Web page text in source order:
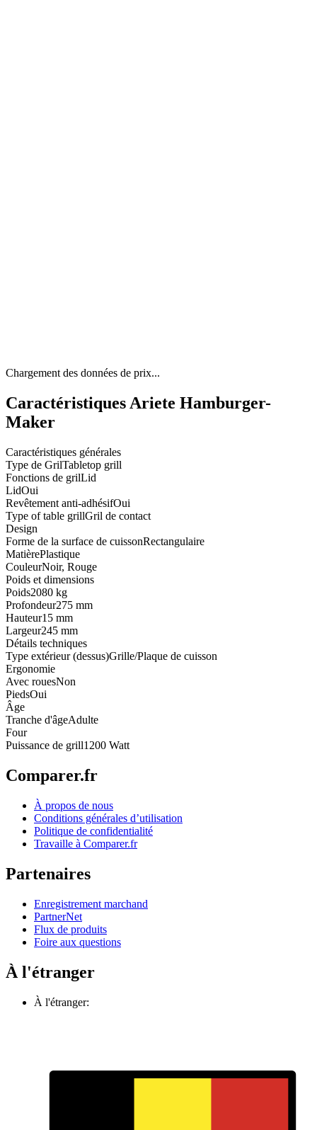
Chargement des données de prix...
Caractéristiques Ariete Hamburger-
Maker
Caractéristiques générales
Type de GrilTabletop grill
Fonctions de grilLid
LidOui
Revêtement anti-adhésifOui
Type of table grillGril de contact
Design
Forme de la surface de cuissonRectangulaire
MatièrePlastique
CouleurNoir, Rouge
Poids et dimensions
Poids2080 kg
Profondeur275 mm
Hauteur15 mm
Largeur245 mm
Détails techniques
Type extérieur (dessus)Grille/Plaque de cuisson
Ergonomie
Avec rouesNon
PiedsOui
Âge
Tranche d'âgeAdulte
Four
Puissance de grill1200 Watt
Comparer.fr
À propos de nous
Conditions générales d’utilisation
Politique de confidentialité
Travaille à Comparer.fr
Partenaires
Enregistrement marchand
PartnerNet
Flux de produits
Foire aux questions
À l'étranger
À l'étranger: